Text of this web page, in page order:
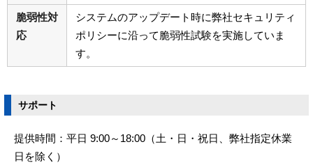
脆弱性対
応
システムのアップデート時に弊社セキュリティ
ポリシーに沿って脆弱性試験を実施していま
す。
サポート
提供時間：平日 9:00～18:00（土・日・祝日、弊社指定休業
日を除く）